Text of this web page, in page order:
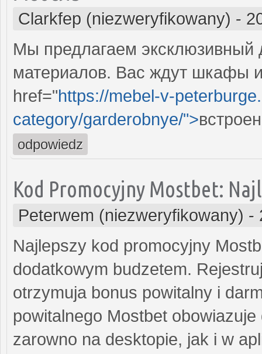
Clarkfep (niezweryfikowany) -
Мы предлагаем эксклюзивный
материалов. Вас ждут шкафы
href="https://mebel-v-
category/garderobnye/">
odpowiedz
Kod Promocyjny Mostbet:
Peterwem (niezweryfikowany) -
Najlepszy kod promocyjny
dodatkowym budzetem.
otrzymuja bonus powitalny i
powitalnego Mostbet
zarowno na desktopie, jak i w